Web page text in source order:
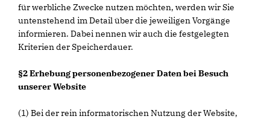
für werbliche Zwecke nutzen möchten, werden wir Sie
untenstehend im Detail über die jeweiligen Vorgänge
informieren. Dabei nennen wir auch die festgelegten
Kriterien der Speicherdauer.
§2 Erhebung personenbezogener Daten bei Besuch
unserer Website
(1) Bei der rein informatorischen Nutzung der Website,